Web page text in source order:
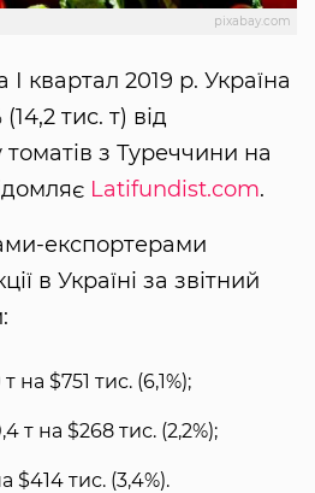
pixabay.com
квартал 2019 р. Україна
тис. т) від
томатів з Туреччини на
Latifundist.com.
експортерами
в Україні за звітний
на $751 тис. (6,1%);
т на $268 тис. (2,2%);
$414 тис. (3,4%).